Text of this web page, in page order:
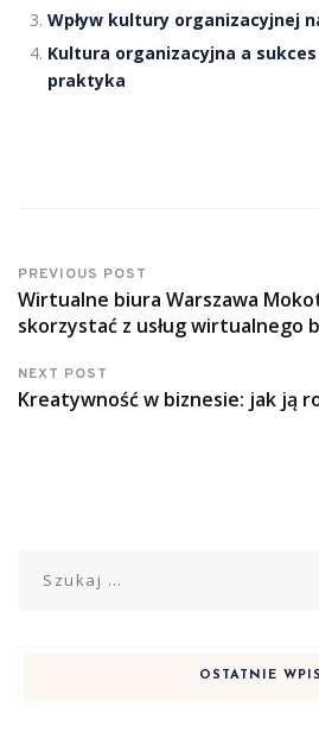
Wpływ kultury organizacyjnej
Kultura organizacyjna a
praktyka
PREVIOUS POST
Wirtualne biura Warszawa
skorzystać z usług wirtualnego
NEXT POST
Kreatywność w biznesie: jak ją
OSTATNIE